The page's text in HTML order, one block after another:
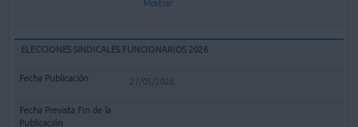
Mostrar
ELECCIONES SINDICALES FUNCIONARIOS 2026
27/05/2026